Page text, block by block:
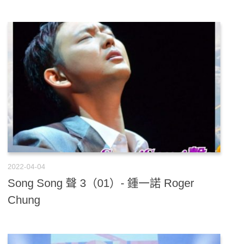
2022-04-04
Song Song 聲 3（01）- 鍾一諾 Roger
Chung